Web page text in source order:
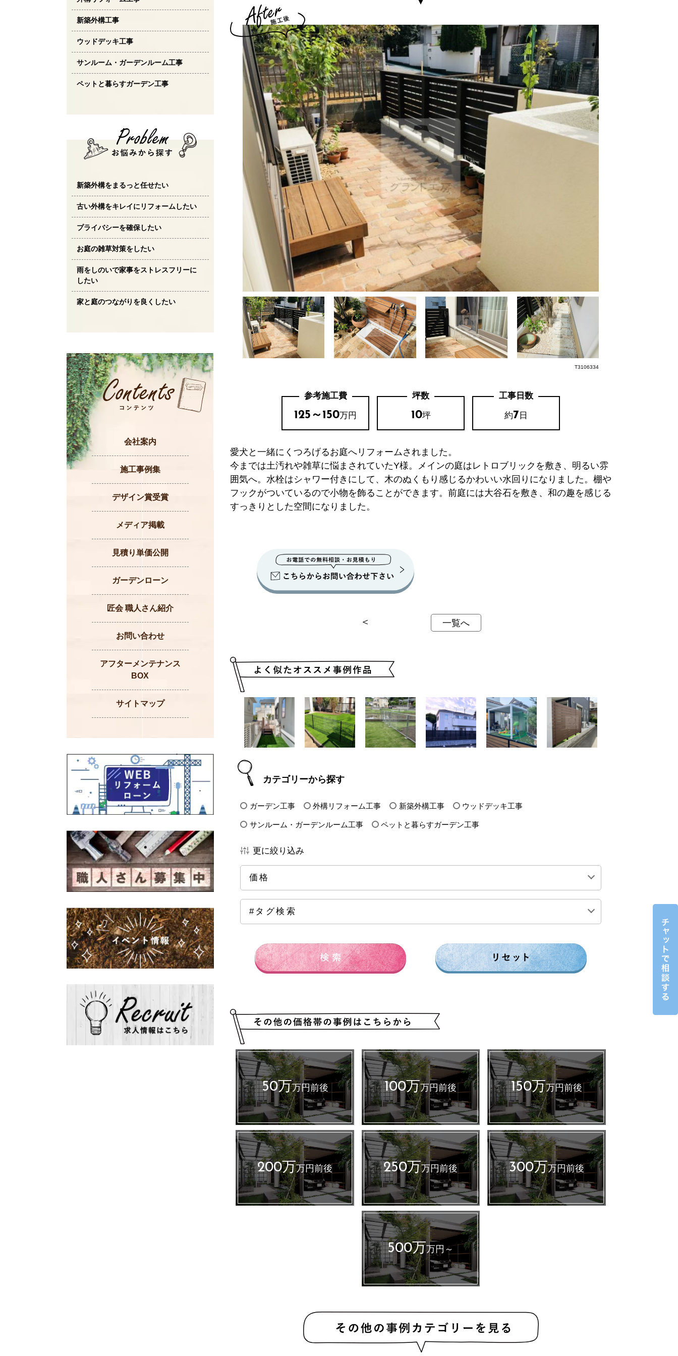
T3106334
参考施工費
125～150万円
坪数
10坪
工事日数
約7 日
愛犬と一緒にくつろげるお庭へリフォームされました。
今までは土汚れや雑草に悩まされていたY様。メインの庭はレトロブリックを敷き、明るい雰
囲気へ。水栓はシャワー付きにして、木のぬくもり感じるかわいい水回りになりました。棚や
フックがついているので小物を飾ることができます。前庭には大谷石を敷き、和の趣を感じる
すっきりとした空間になりました。
＜ 一覧へ
カテゴリーから探す
ガーデン工事 外構リフォーム工事 新築外構工事 ウッドデッキ工事
サンルーム・ガーデンルーム工事 ペットと暮らすガーデン工事
更に絞り込み
価格
全ての価格帯
250万円前後 300万円前後 500万円～
#タグ検索
50万万円前後 100万万円前後 150万万円前後
200万万円前後 250万万円前後 300万万円前後
500万万円～
新築外構工事
ウッドデッキ工事
サンルーム・ガーデンルーム工事
ペットと暮らすガーデン工事
新築外構をまるっと任せたい
古い外構をキレイにリフォームしたい
プライバシーを確保したい
お庭の雑草対策をしたい
雨をしのいで家事をストレスフリーに
したい
家と庭のつながりを良くしたい
会社案内
施工事例集
デザイン賞受賞
メディア掲載
見積り単価公開
ガーデンローン
匠会 職人さん紹介
お問い合わせ
アフターメンテナンス
BOX
サイトマップ